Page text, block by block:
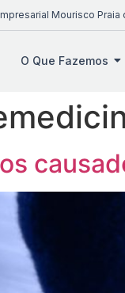
Mourisco
O Que Fazemos